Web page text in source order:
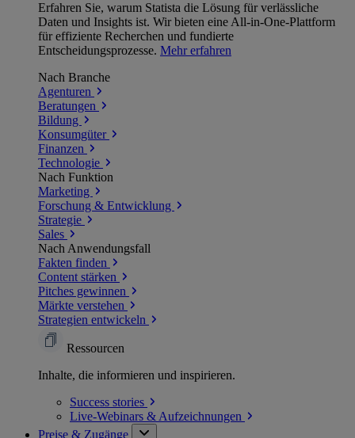
Erfahren Sie, warum Statista die Lösung für verlässliche
Daten und Insights ist. Wir bieten eine All-in-One-Plattform
für effiziente Recherchen und fundierte
Entscheidungsprozesse. Mehr erfahren
Nach Branche
Agenturen
Beratungen
Bildung
Konsumgüter
Finanzen
Technologie
Nach Funktion
Marketing
Forschung & Entwicklung
Strategie
Sales
Nach Anwendungsfall
Fakten finden
Content stärken
Pitches gewinnen
Märkte verstehen
Strategien entwickeln
Ressourcen
Inhalte, die informieren und inspirieren.
Success stories
Live-Webinars & Aufzeichnungen
Preise & Zugänge